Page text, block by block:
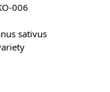
006
sativus